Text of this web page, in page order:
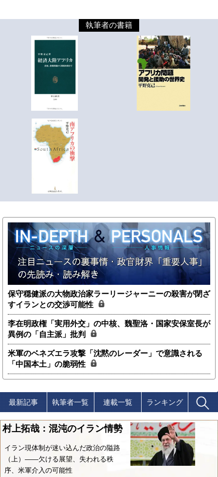
執筆者の書籍
保守穏健派の大物政治家ラーリージャーニーの殺害が閉ざ
すイランとの交渉可能性
李在明政権「実用外交」の中核、魏聖洛・国家安保室長が
異例の「自主派」批判
米軍のベネズエラ攻撃「沈黙のレーダー」で意識される
「中国本土」の脆弱性
最新記事 執筆者一覧 連載一覧 ランキング
村上拓哉：混沌のイラン情勢
イラン現体制が迷い込んだ政治の隘路
（上）――欠ける展望、失われる秩
序、米軍介入の可能性